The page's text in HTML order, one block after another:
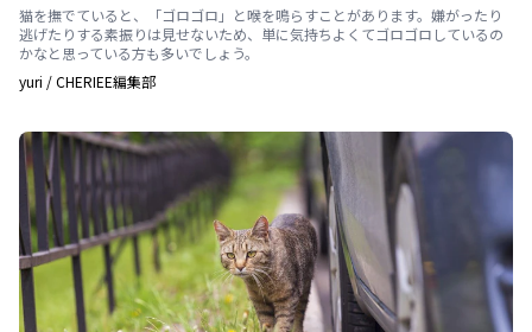
猫を撫でていると、「ゴロゴロ」と喉を鳴らすことがあります。嫌がったり
逃げたりする素振りは見せないため、単に気持ちよくてゴロゴロしているの
かなと思っている方も多いでしょう。
yuri /CHERIEE編集部